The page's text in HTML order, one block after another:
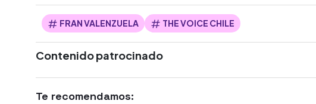
FRAN VALENZUELA THE VOICE CHILE
Contenido patrocinado
Te recomendamos: